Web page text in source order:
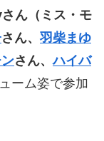
ん（ミス・モ
さん、 羽柴まゆ
さん、ハイバ
ーム姿で参加